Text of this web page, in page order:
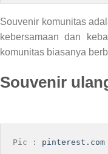
Souvenir komunitas
kebersamaan dan
komunitas biasanya
Souvenir
Pic : pinterest.com